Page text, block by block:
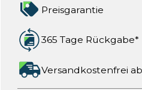
Preisgarantie
365 Tage Rückgabe*
Versandkostenfrei